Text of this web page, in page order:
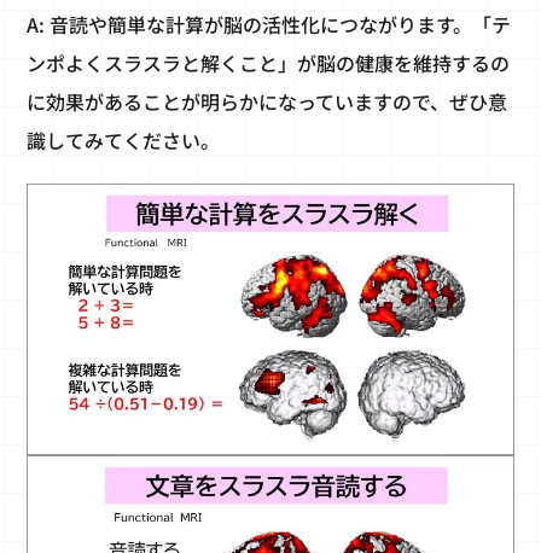
A: 音読や簡単な計算が脳の活性化につながります。「テ
ンポよくスラスラと解くこと」が脳の健康を維持するの
に効果があることが明らかになっていますので、ぜひ意
識してみてください。